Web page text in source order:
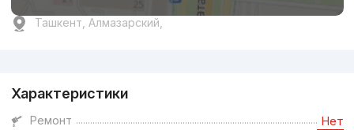
Ташкент, Алмазарский,
Характеристики
Ремонт Нет